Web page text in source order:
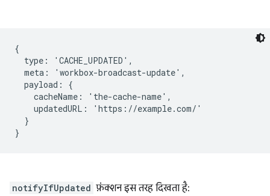
{
  type: 'CACHE_UPDATED',
  meta: 'workbox-broadcast-update',
  payload: {
    cacheName: 'the-cache-name',
    updatedURL: 'https://example.com/'
  }
notifyIfUpdated फ़ंक्शन इस तरह दिखता है: